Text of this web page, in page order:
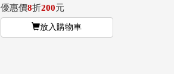
優惠價8折200元
放入購物車